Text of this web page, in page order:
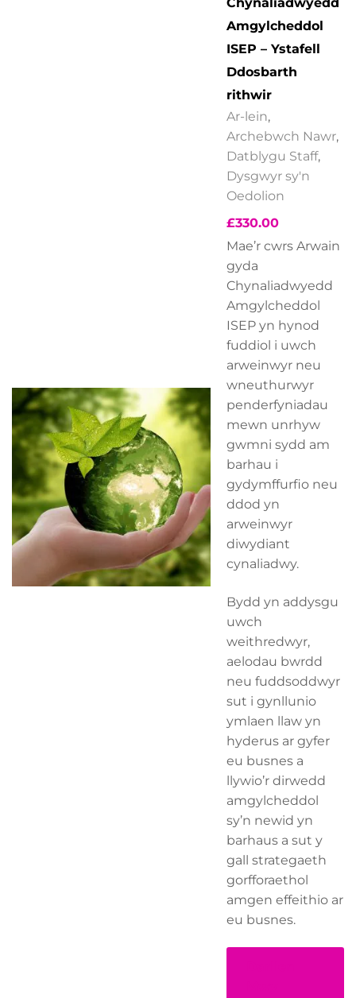
Amgylcheddol
ISEP – Ystafell
Ddosbarth
rithwir
Ar-lein,
Archebwch Nawr,
Datblygu Staff,
Dysgwyr sy'n
Oedolion
£330.00
Mae’r cwrs Arwain
gyda
Chynaliadwyedd
Amgylcheddol
ISEP yn hynod
fuddiol i uwch
arweinwyr neu
wneuthurwyr
penderfyniadau
mewn unrhyw
gwmni sydd am
barhau i
gydymffurfio neu
ddod yn
arweinwyr
diwydiant
cynaliadwy.
Bydd yn addysgu
uwch
weithredwyr,
aelodau bwrdd
neu fuddsoddwyr
sut i gynllunio
ymlaen llaw yn
hyderus ar gyfer
eu busnes a
llywio’r dirwedd
amgylcheddol
sy’n newid yn
barhaus a sut y
gall strategaeth
gorfforaethol
amgen effeithio ar
eu busnes.